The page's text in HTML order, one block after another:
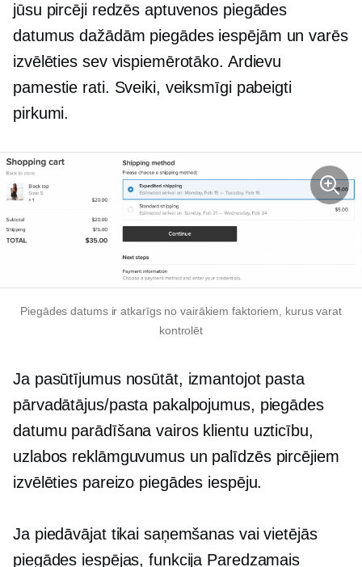
jūsu pircēji redzēs aptuvenos piegādes
datumus dažādām piegādes iespējām un varēs
izvēlēties sev vispiemērotāko. Ardievu
pamestie rati. Sveiki, veiksmīgi pabeigti
pirkumi.
Piegādes datums ir atkarīgs no vairākiem faktoriem, kurus varat
kontrolēt
Ja pasūtījumus nosūtāt, izmantojot pasta
pārvadātājus/pasta pakalpojumus, piegādes
datumu parādīšana vairos klientu uzticību,
uzlabos reklāmguvumus un palīdzēs pircējiem
izvēlēties pareizo piegādes iespēju.
Ja piedāvājat tikai saņemšanas vai vietējās
piegādes iespējas, funkcija Paredzamais